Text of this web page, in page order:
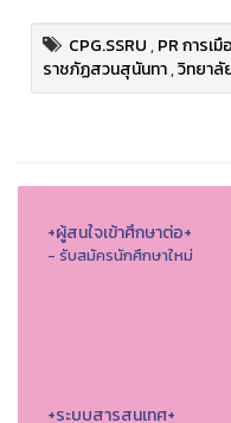
CPG.SSRU,PR การเ
ราชภัฏสวนสุนันทา,วิทยาลั
+ผู้สนใจเข้าศึกษาต่อ+
- รับสมัครนักศึกษาใหม่
+ระบบสารสนเทศ+